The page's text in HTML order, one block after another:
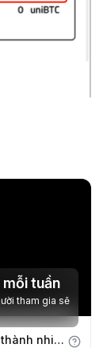
mỗi tuần
Kiếm Điểm kinh nghiệm bằng cách hoàn thành nhiệm vụ